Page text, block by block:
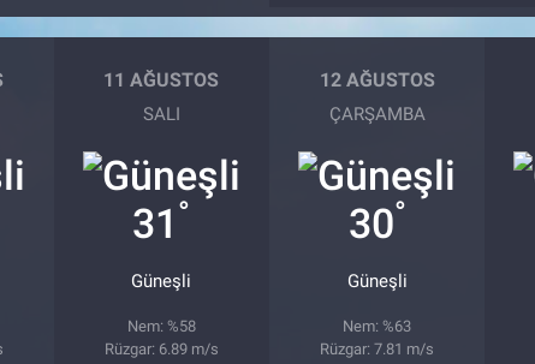
11 AĞUSTOS
SALI
31 °
Güneşli
Nem: %58
Rüzgar: 6.89 m/s
12 AĞUSTOS
ÇARŞAMBA
30°
Güneşli
Nem: %63
Rüzgar: 7.81 m/s